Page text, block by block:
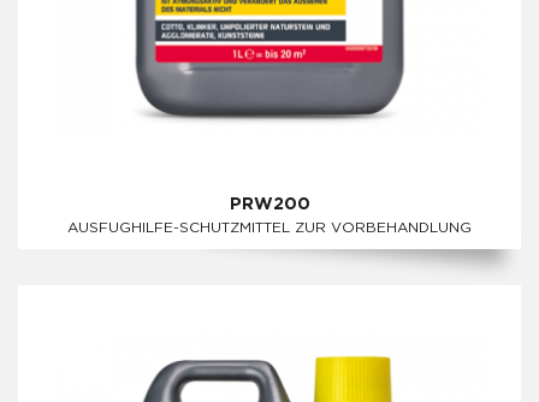
PRW200
AUSFUGHILFE-SCHUTZMITTEL ZUR VORBEHANDLUNG